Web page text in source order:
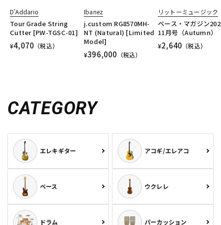
D’Addario
Tour Grade String
Cutter [PW-TGSC-01]
¥4,070 （税込）
Ibanez
j.custom RG8570MH-
NT (Natural) [Limited
Model]
¥396,000 （税込）
リットーミュージック
ベース・マガジン
11月号（Autumn）
¥2,640 （税込）
CATEGORY
エレキギター アコギ/エレアコ
ベース ウクレレ
ドラム パーカッション